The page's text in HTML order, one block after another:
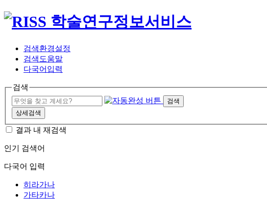
검색환경설정
검색도움말
다국어입력
검색
검색
상세검색
결과 내 재검색
인기 검색어
다국어 입력
히라가나
가타카나